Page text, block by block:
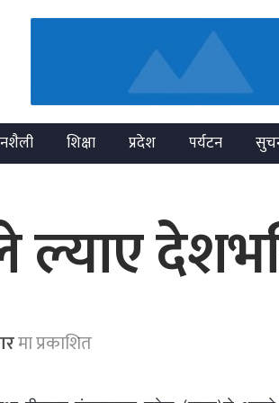
शिक्षा प्रदेश पर्यटन
मा प्रकाशित